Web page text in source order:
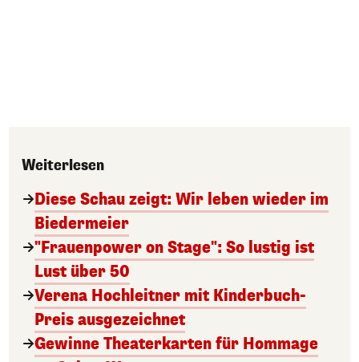
Weiterlesen
Diese Schau zeigt: Wir leben wieder im
Biedermeier
"Frauenpower on Stage": So lustig ist
Lust über 50
Verena Hochleitner mit Kinderbuch-
Preis ausgezeichnet
Gewinne Theaterkarten für Hommage